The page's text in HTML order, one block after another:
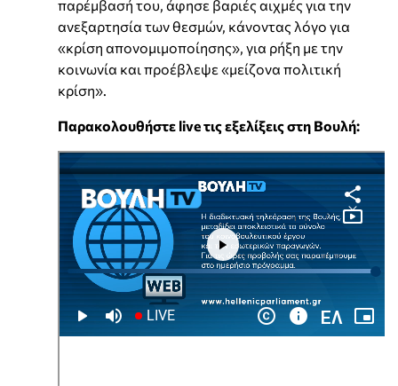
παρέμβασή του, άφησε βαριές αιχμές για την
ανεξαρτησία των θεσμών, κάνοντας λόγο για
«κρίση απονομιμοποίησης», για ρήξη με την
κοινωνία και προέβλεψε «μείζονα πολιτική
κρίση».
Παρακολουθήστε live τις εξελίξεις στη Βουλή: